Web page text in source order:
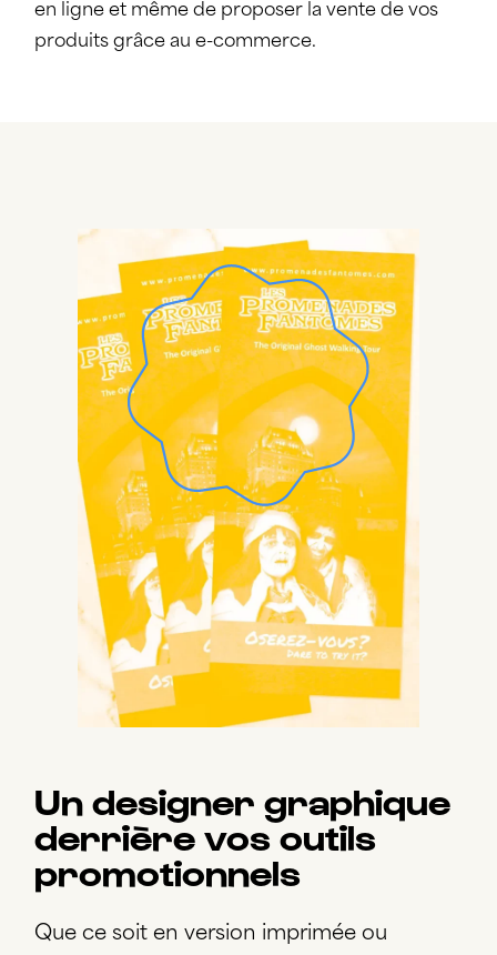
en ligne et même de proposer la vente de vos
produits grâce au e-commerce.
Un designer graphique
derrière vos outils
promotionnels
Que ce soit en version imprimée ou